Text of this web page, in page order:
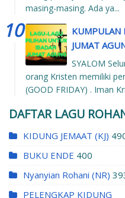
masing-masing. Ada ya...
KUMPULAN
JUMAT
SYALOM
orang Kristen memiliki
(GOOD FRIDAY) . Iman
DAFTAR LAGU
KIDUNG JEMAAT (KJ)
BUKU ENDE 400
Nyanyian Rohani (NR)
PELENGKAP KIDUNG